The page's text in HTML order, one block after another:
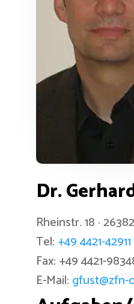
Dr.
Rheinstr. 18 ·
Tel: +49 4421-42911
Fax: +49 4421-
E-Mail: gfust@zfn-